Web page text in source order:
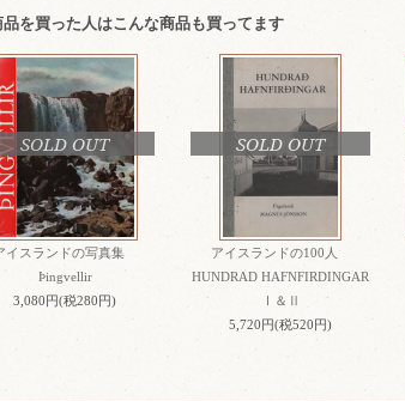
品を買った人はこんな商品も買ってます
SOLD OUT
イスランドの写真集
Þingvellir
3,080円(税280円)
SOLD OUT
アイスランドの100人
HUNDRAD HAFNFIRDINGAR
Ⅰ＆Ⅱ
5,720円(税520円)